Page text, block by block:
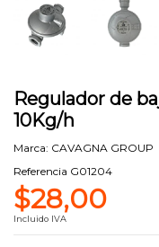
Regulador de
10Kg/h
Marca: CAVAGNA GROUP
Referencia G01204
$28,00
Incluido IVA